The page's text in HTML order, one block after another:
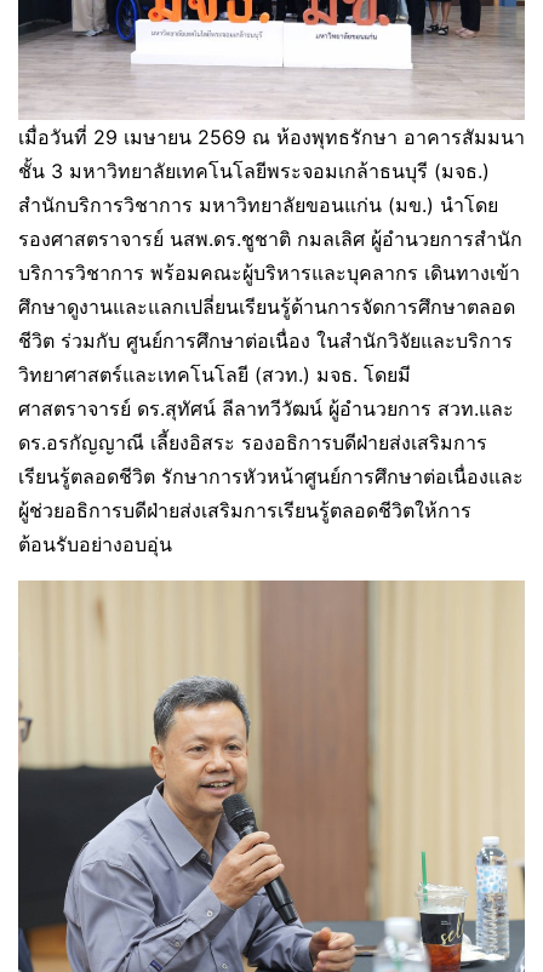
เมื่อวันที่ 29 เมษายน 2569 ณ ห้องพุทธรักษา อาคารสัมมนา
ชั้น 3 มหาวิทยาลัยเทคโนโลยีพระจอมเกล้าธนบุรี (มจธ.)
สำนักบริการวิชาการ มหาวิทยาลัยขอนแก่น (มข.) นำโดย
รองศาสตราจารย์ นสพ.ดร.ชูชาติ กมลเลิศ ผู้อำนวยการสำนัก
บริการวิชาการ พร้อมคณะผู้บริหารและบุคลากร เดินทางเข้า
ศึกษาดูงานและแลกเปลี่ยนเรียนรู้ด้านการจัดการศึกษาตลอด
ชีวิต ร่วมกับ ศูนย์การศึกษาต่อเนื่อง ในสำนักวิจัยและบริการ
วิทยาศาสตร์และเทคโนโลยี (สวท.) มจธ. โดยมี
ศาสตราจารย์ ดร.สุทัศน์ ลีลาทวีวัฒน์ ผู้อำนวยการ สวท.และ
ดร.อรกัญญาณี เลี้ยงอิสระ รองอธิการบดีฝ่ายส่งเสริมการ
เรียนรู้ตลอดชีวิต รักษาการหัวหน้าศูนย์การศึกษาต่อเนื่องและ
ผู้ช่วยอธิการบดีฝ่ายส่งเสริมการเรียนรู้ตลอดชีวิตให้การ
ต้อนรับอย่างอบอุ่น